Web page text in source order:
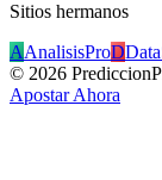
Sitios hermanos
AAnalisisProD
© 2026
Apostar Ahora